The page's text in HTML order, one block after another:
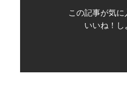
この記事が気に
いいね！し